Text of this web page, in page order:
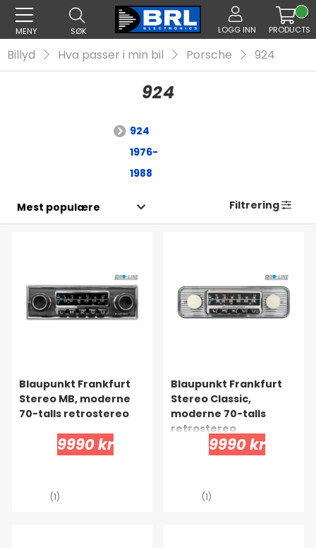
MENY SØK LOGG INN PRODUCTS
Billyd Hva passer i min bil Porsche 924
924
924
1976-
1988
Filtrering
Blaupunkt Frankfurt
Stereo MB, moderne
70-talls retrostereo
9990 kr
(1)
Blaupunkt Frankfurt
Stereo Classic,
moderne 70-talls
retrostereo
9990 kr
(1)